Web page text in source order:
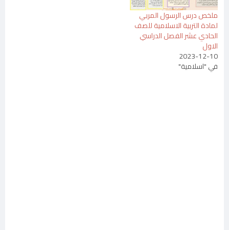
ملخص درس الرسول المربي
لمادة التربية الاسلامية للصف
الحادي عشر الفصل الدراسي
الاول
2023-12-10
في "اسلامية"